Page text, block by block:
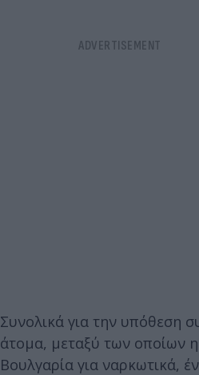
Συνολικά για την υπόθεση
άτομα, μεταξύ των οποίων
Βουλγαρία για ναρκωτικά,